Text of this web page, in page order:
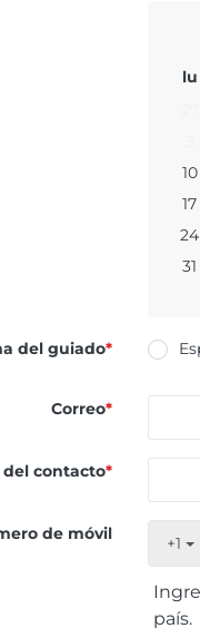
lu
10
17
24
31
del guiado*
Correo*
del contacto*
de móvil +1
país.